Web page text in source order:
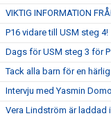
VIKTIG INFORMATION
P16 vidare till USM steg 4!
Dags för USM steg 3 för
Tack alla barn för en
Intervju med Yasmin
Vera Lindström är laddad